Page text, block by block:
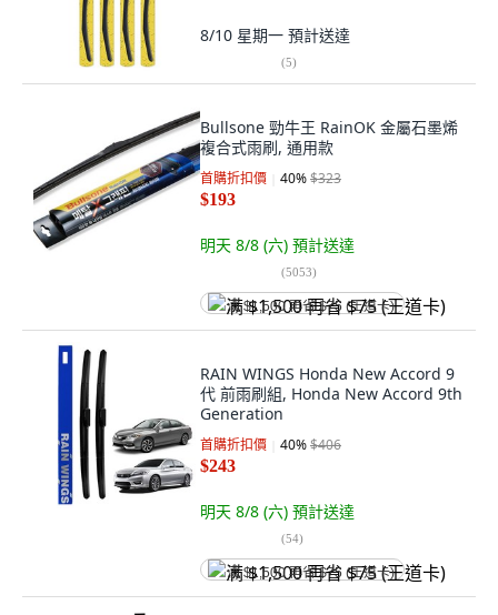
8/10 星期一 預計送達
(5)
Bullsone 勁牛王 RainOK 金屬石墨烯
複合式雨刷, 通用款
首購折扣價 40%$323
$193
明天 8/8 (六) 預計送達
(5053)
满 $1,500 再省 $75 (王道卡)
RAIN WINGS Honda New Accord 9
代 前雨刷組, Honda New Accord 9th
Generation
首購折扣價 40%$406
$243
明天 8/8 (六) 預計送達
(54)
满 $1,500 再省 $75 (王道卡)